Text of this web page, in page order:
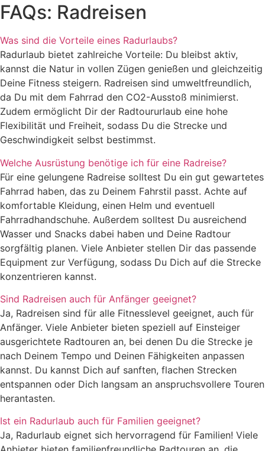
FAQs: Radreisen
Was sind die Vorteile eines Radurlaubs?
Radurlaub bietet zahlreiche Vorteile: Du bleibst aktiv,
kannst die Natur in vollen Zügen genießen und gleichzeitig
Deine Fitness steigern. Radreisen sind umweltfreundlich,
da Du mit dem Fahrrad den CO2-Ausstoß minimierst.
Zudem ermöglicht Dir der Radtoururlaub eine hohe
Flexibilität und Freiheit, sodass Du die Strecke und
Geschwindigkeit selbst bestimmst.
Welche Ausrüstung benötige ich für eine Radreise?
Für eine gelungene Radreise solltest Du ein gut gewartetes
Fahrrad haben, das zu Deinem Fahrstil passt. Achte auf
komfortable Kleidung, einen Helm und eventuell
Fahrradhandschuhe. Außerdem solltest Du ausreichend
Wasser und Snacks dabei haben und Deine Radtour
sorgfältig planen. Viele Anbieter stellen Dir das passende
Equipment zur Verfügung, sodass Du Dich auf die Strecke
konzentrieren kannst.
Sind Radreisen auch für Anfänger geeignet?
Ja, Radreisen sind für alle Fitnesslevel geeignet, auch für
Anfänger. Viele Anbieter bieten speziell auf Einsteiger
ausgerichtete Radtouren an, bei denen Du die Strecke je
nach Deinem Tempo und Deinen Fähigkeiten anpassen
kannst. Du kannst Dich auf sanften, flachen Strecken
entspannen oder Dich langsam an anspruchsvollere Touren
herantasten.
Ist ein Radurlaub auch für Familien geeignet?
Ja, Radurlaub eignet sich hervorragend für Familien! Viele